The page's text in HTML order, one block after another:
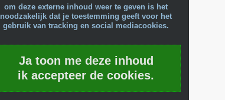
om deze externe inhoud weer te geven is het
noodzakelijk dat je toestemming geeft voor het
gebruik van tracking en social mediacookies.
Ja toon me deze inhoud
ik accepteer de cookies.